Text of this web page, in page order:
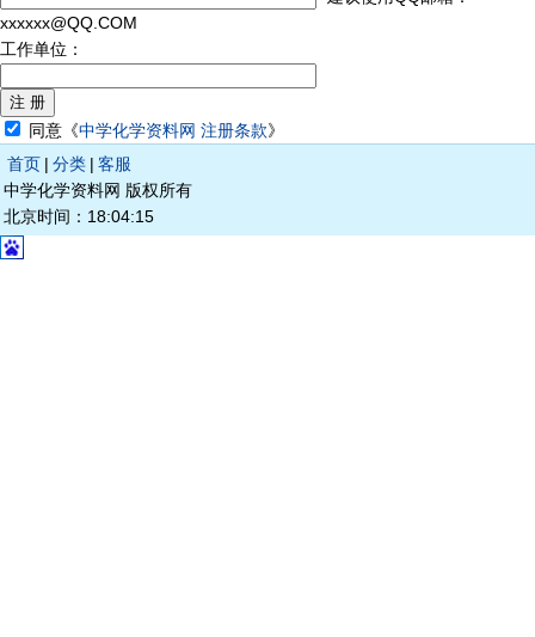
xxxxxx@QQ.COM
工作单位：
同意《中学化学资料网 注册条款》
首页 | 分类 | 客服
中学化学资料网 版权所有
北京时间：18:04:15